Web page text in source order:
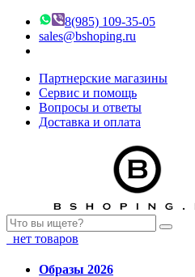
8(985) 109-35-05
sales@bshoping.ru
Партнерские магазины
Сервис и помощь
Вопросы и ответы
Доставка и оплата
нет товаров
Образы 2026